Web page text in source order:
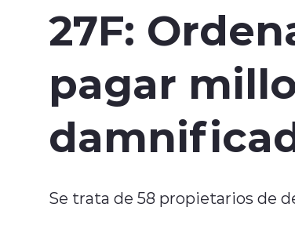
27F:
pagar
Se trata de 58 propietarios de